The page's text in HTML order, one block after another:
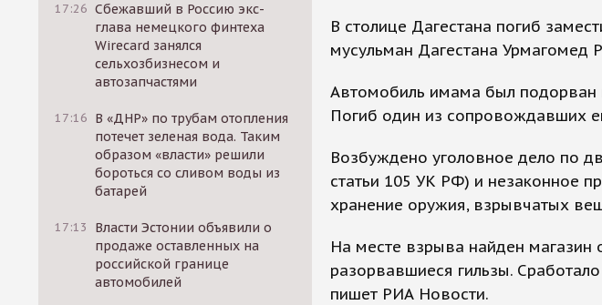
17:26 Сбежавший в Россию экс-
глава немецкого финтеха
Wirecard занялся
сельхозбизнесом и
автозапчастями
17:16 В «ДНР» по трубам отопления
потечет зеленая вода. Таким
образом «власти» решили
бороться со сливом воды из
батарей
17:13
Власти Эстонии объявили о
продаже оставленных на
российской границе
автомобилей
В столице Дагестана погиб
мусульман Дагестана Урмагомед
Автомобиль имама был подорван
Погиб один из сопровождавших
Возбуждено уголовное дело по
статьи 105 УК РФ) и незаконное
хранение оружия, взрывчатых
На месте взрыва найден магазин
разорвавшиеся гильзы.
пишет РИА Новости.